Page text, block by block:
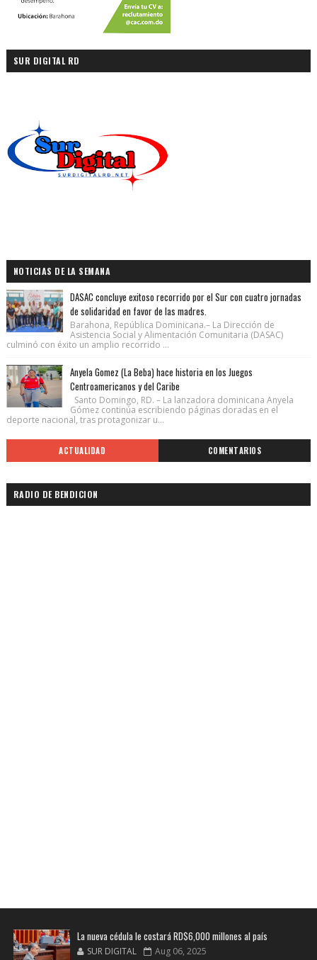
SUR DIGITAL RD
NOTICIAS DE LA SEMANA
DASAC concluye exitoso recorrido por el Sur con cuatro jornadas
de solidaridad en favor de las madres.
Barahona, República Dominicana.– La Dirección de
Asistencia Social y Alimentación Comunitaria (DASAC)
culminó con éxito un amplio recorrido ...
Anyela Gomez (La Beba) hace historia en los Juegos
Centroamericanos y del Caribe
Santo Domingo, RD. – La lanzadora dominicana Anyela
Gómez continúa escribiendo páginas doradas en el
deporte nacional, tras protagonizar u...
ACTUALIDAD COMENTARIOS
RADIO DE BENDICION
La nueva cédula le costará RD$6,000 millones al país
SUR DIGITAL Aug 06, 2025